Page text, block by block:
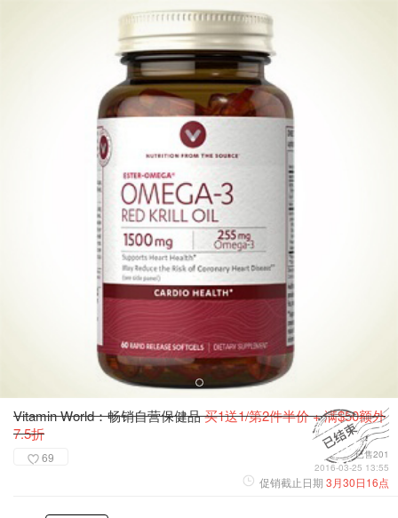
Vitamin World：畅销自营保健品买1送1/第2件半价 + 满$50额外
7.5折
69
已售201
2016-03-25 13:55
促销截止日期 3月30日16点